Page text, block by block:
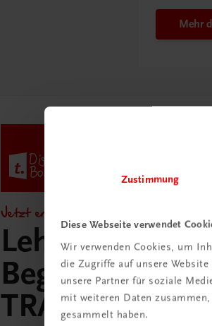
Zustimmung
Diese Webseite verwendet
Wir verwenden Cookies, um
die Zugriffe auf unsere
unsere Partner für soziale
mit weiteren Daten
gesammelt haben.
Mehr
Jetzt entdecken!
Lehrer/innen-
Begleitpakete
TRAUNER-